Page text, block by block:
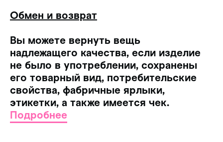
Обмен и возврат
Вы можете вернуть вещь
надлежащего качества, если изделие
не было в употреблении, сохранены
его товарный вид, потребительские
свойства, фабричные ярлыки,
этикетки, а также имеется чек.
Подробнее